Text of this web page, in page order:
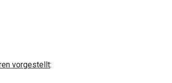
vorgestellt: